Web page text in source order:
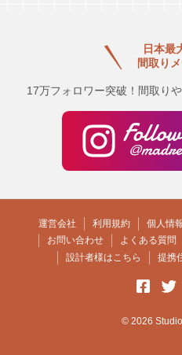
日本最
間取り
17万フォロワー突破！間取り
運営会社 利用規約 個人情
お問い合わせ
よくある質問
設計者様はこちら
提携
© 2026